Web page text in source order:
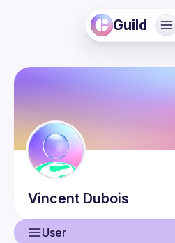
Guild
Vincent Dubois
User